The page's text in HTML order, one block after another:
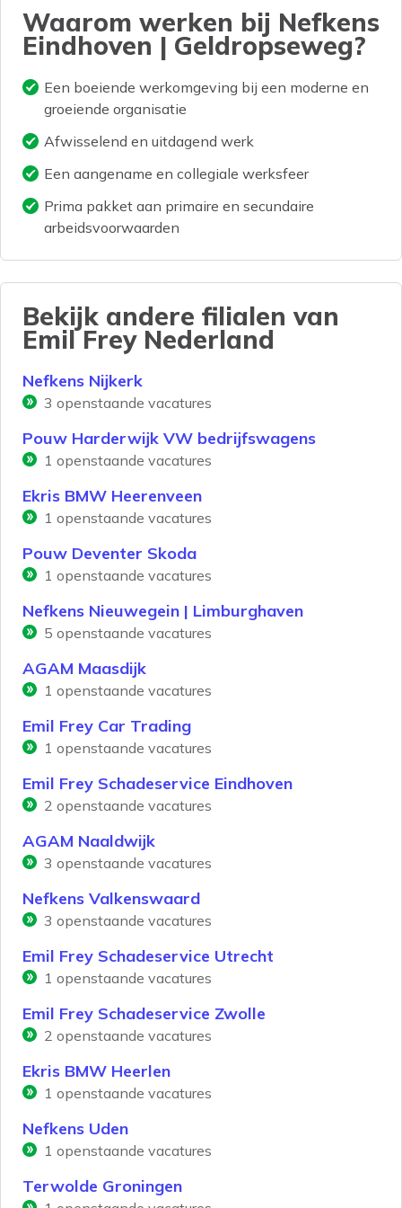
hetzelfde en jouw service maakt echt
het verschil.
Waarom werken bij Nefkens
Eindhoven | Geldropseweg?
Een boeiende werkomgeving bij een moderne en
groeiende organisatie
Afwisselend en uitdagend werk
Een aangename en collegiale werksfeer
Prima pakket aan primaire en secundaire
arbeidsvoorwaarden
Bekijk andere filialen van
Emil Frey Nederland
Nefkens Nijkerk
3 openstaande vacatures
Pouw Harderwijk VW bedrijfswagens
1 openstaande vacatures
Ekris BMW Heerenveen
1 openstaande vacatures
Pouw Deventer Skoda
1 openstaande vacatures
Nefkens Nieuwegein | Limburghaven
5 openstaande vacatures
AGAM Maasdijk
1 openstaande vacatures
Emil Frey Car Trading
1 openstaande vacatures
Emil Frey Schadeservice Eindhoven
2 openstaande vacatures
AGAM Naaldwijk
3 openstaande vacatures
Nefkens Valkenswaard
3 openstaande vacatures
Emil Frey Schadeservice Utrecht
1 openstaande vacatures
Emil Frey Schadeservice Zwolle
2 openstaande vacatures
Ekris BMW Heerlen
1 openstaande vacatures
Nefkens Uden
1 openstaande vacatures
Terwolde Groningen